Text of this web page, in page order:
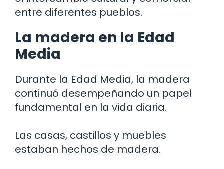
entre diferentes pueblos.
La madera en la Edad
Media
Durante la Edad Media, la madera
continuó desempeñando un papel
fundamental en la vida diaria.
Las casas, castillos y muebles
estaban hechos de madera.